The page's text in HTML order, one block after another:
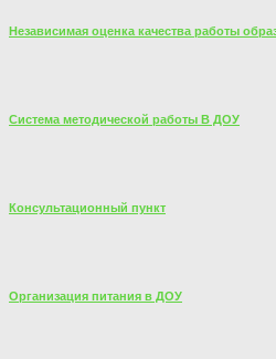
Независимая оценка качества работы
Система методической работы В ДОУ
Консультационный пункт
Организация питания в ДОУ